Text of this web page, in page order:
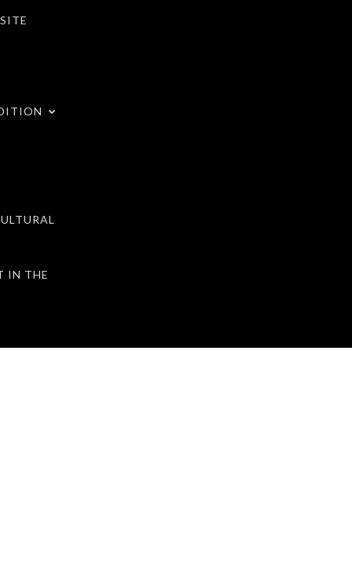
IN THE